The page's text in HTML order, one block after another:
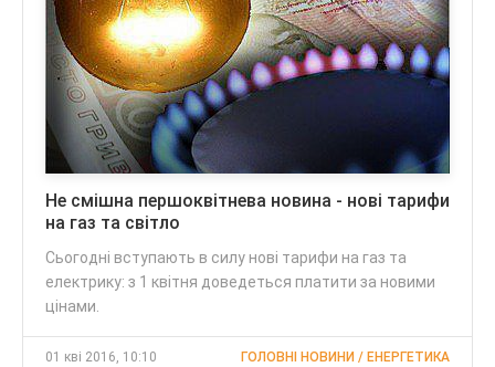
Не смішна першоквітнева новина - нові тарифи
на газ та світло
Сьогодні вступають в силу нові тарифи на газ та
електрику: з 1 квітня доведеться платити за новими
цінами.
01 кві 2016, 10:10 ГОЛОВНІ НОВИНИ / ЕНЕРГЕТИКА